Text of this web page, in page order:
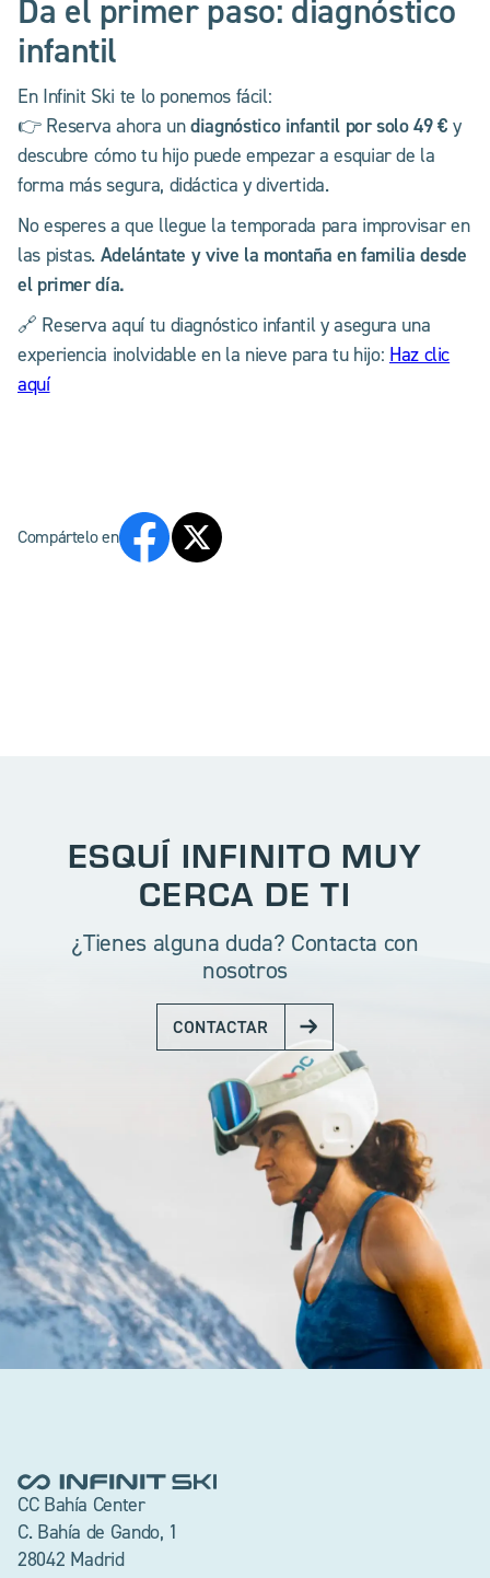
Da el primer paso: diagnóstico
infantil
En Infinit Ski te lo ponemos fácil:
👉 Reserva ahora undiagnóstico infantil por solo 49 €y
descubre cómo tu hijo puede empezar a esquiar de la
forma más segura, didáctica y divertida.
No esperes a que llegue la temporada para improvisar en
las pistas. Adelántate y vive la montaña en familia desde
el primer día.
🔗 Reserva aquí tu diagnóstico infantil y asegura una
experiencia inolvidable en la nieve para tu hijo: Haz clic
aquí
Compártelo en
ESQUÍ INFINITO MUY
CERCA DE TI
¿Tienes alguna duda? Contacta con
nosotros
CONTACTAR
CC Bahía Center
C. Bahía de Gando, 1
28042 Madrid